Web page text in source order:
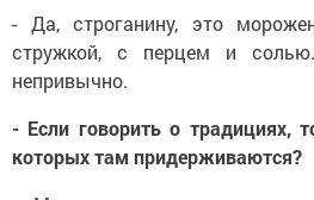
- Да, строганину, это
стружкой, с перцем и
непривычно.
- Если говорить о традициях,
которых там придерживаются?